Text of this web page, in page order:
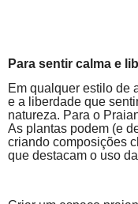
Para sentir calma e
Em qualquer estilo de
e a liberdade que
natureza. Para o
As plantas podem (e
criando composições
que destacam o uso